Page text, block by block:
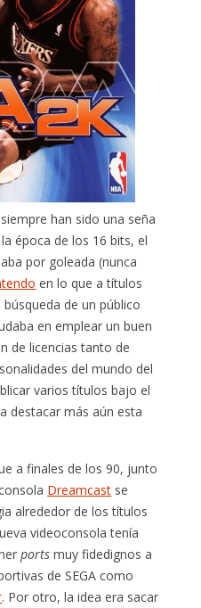
han sido una seña
la época de los 16 bits, el
por goleada (nunca
en lo que a títulos
de un público
en emplear un buen
de licencias tanto de
del mundo del
varios títulos bajo el
destacar más aún esta
a finales de los 90, junto
Dreamcast se
alrededor de los títulos
videoconsola tenía
ports muy fidedignos a
de SEGA como
. Por otro, la idea era sacar